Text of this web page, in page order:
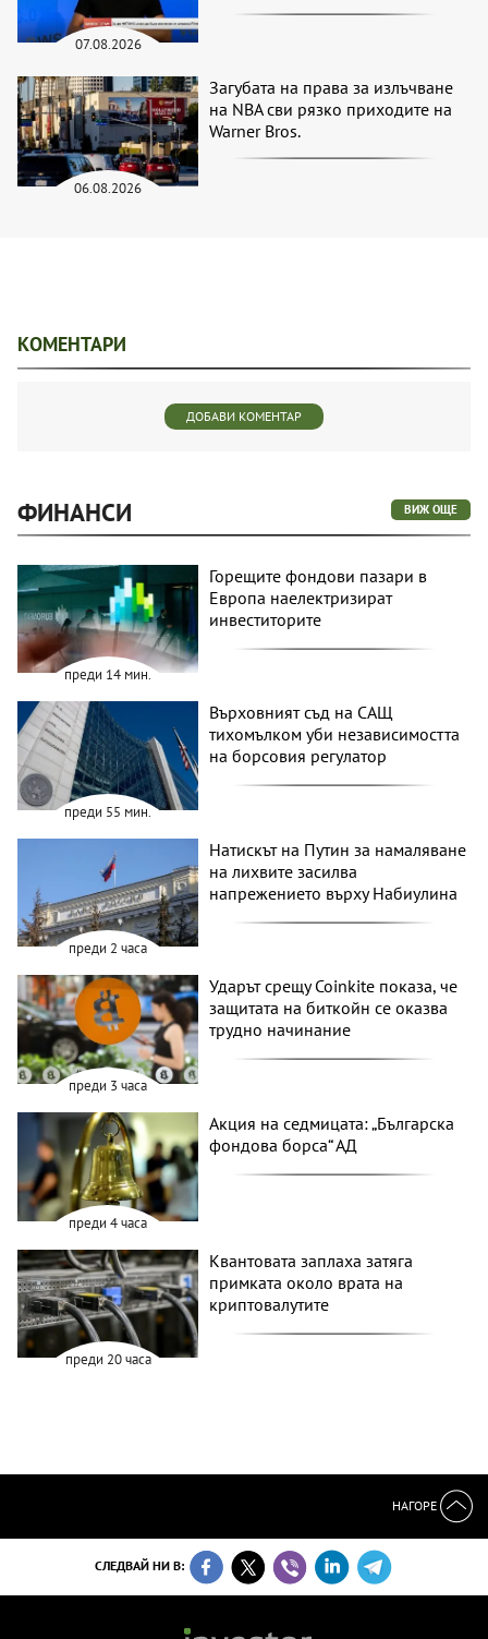
07.08.2026
06.08.2026
Загубата на права за излъчване
на NBA сви рязко приходите на
Warner Bros.
КОМЕНТАРИ
ДОБАВИ КОМЕНТАР
ФИНАНСИ ВИЖ ОЩЕ
преди 14 мин.
Горещите фондови пазари в
Европа наелектризират
инвеститорите
преди 55 мин.
Върховният съд на САЩ
тихомълком уби независимостта
на борсовия регулатор
преди 2 часа
Натискът на Путин за намаляване
на лихвите засилва
напрежението върху Набиулина
преди 3 часа
Ударът срещу Coinkite показа, че
защитата на биткойн се оказва
трудно начинание
преди 4 часа
Акция на седмицата: „Българска
фондова борса“ АД
преди 20 часа
Квантовата заплаха затяга
примката около врата на
криптовалутите
НАГОРЕ
СЛЕДВАЙ НИ В: